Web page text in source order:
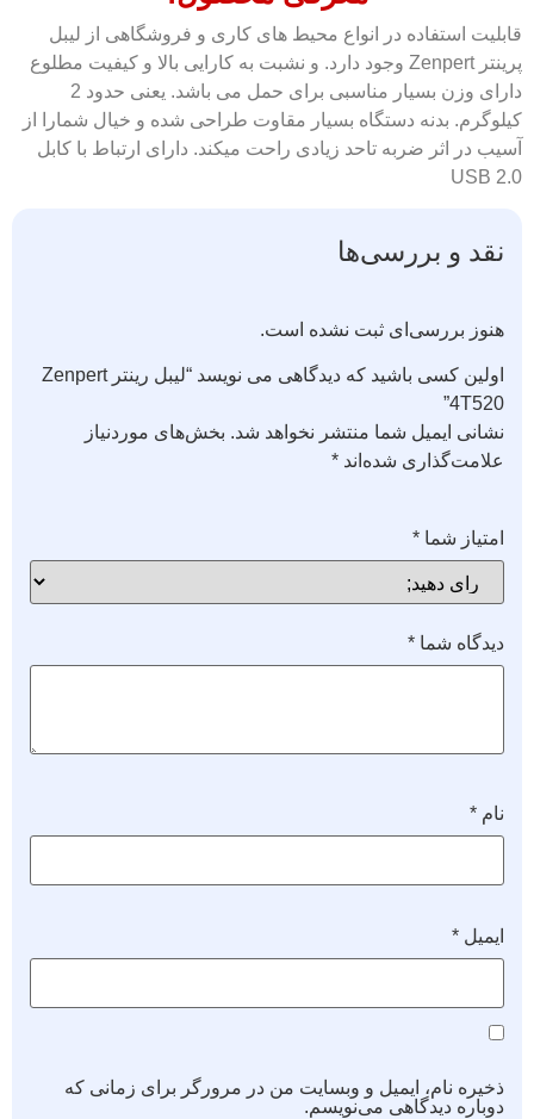
قابلیت استفاده در انواع محیط های کاری و فروشگاهی از لیبل
پرینتر Zenpert وجود دارد. و نشبت به کارایی بالا و کیفیت مطلوع
دارای وزن بسیار مناسبی برای حمل می باشد. یعنی حدود 2
کیلوگرم. بدنه دستگاه بسیار مقاوت طراحی شده و خیال شمارا از
آسیب در اثر ضربه تاحد زیادی راحت میکند. دارای ارتباط با کابل
USB 2.0
نقد و بررسی‌ها
هنوز بررسی‌ای ثبت نشده است.
اولین کسی باشید که دیدگاهی می نویسد “لیبل رینتر Zenpert
4T520”
نشانی ایمیل شما منتشر نخواهد شد. بخش‌های موردنیاز
علامت‌گذاری شده‌اند *
امتیاز شما *
دیدگاه شما *
نام *
ایمیل *
ذخیره نام، ایمیل و وبسایت من در مرورگر برای زمانی که
دوباره دیدگاهی می‌نویسم.